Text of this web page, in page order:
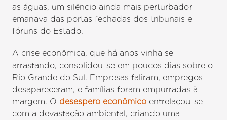
as águas, um silêncio ainda mais perturbador
emanava das portas fechadas dos tribunais e
fóruns do Estado.
A crise econômica, que há anos vinha se
arrastando, consolidou-se em poucos dias sobre o
Rio Grande do Sul. Empresas faliram, empregos
desapareceram, e famílias foram empurradas à
margem. O desespero econômico entrelaçou-se
com a devastação ambiental, criando uma